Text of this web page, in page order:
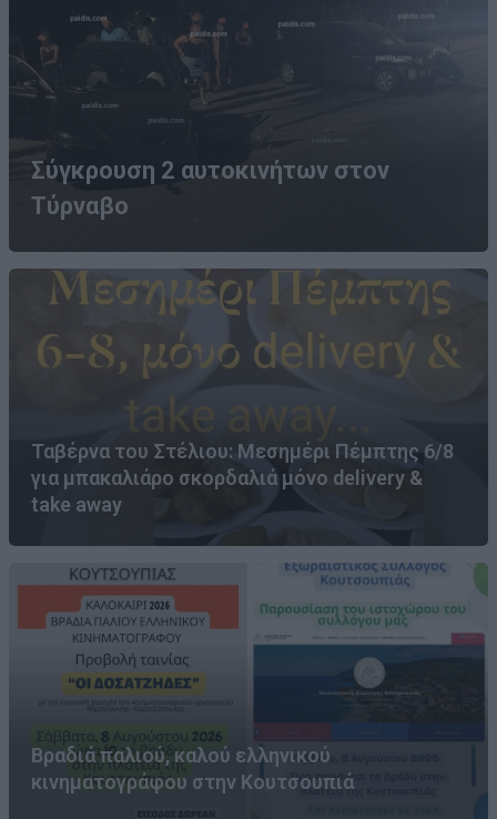
Σύγκρουση 2 αυτοκινήτων στον
Τύρναβο
Ταβέρνα του Στέλιου: Μεσημέρι Πέμπτης 6/8
για μπακαλιάρο σκορδαλιά μόνο delivery &
take away
Βραδιά παλιού, καλού ελληνικού
κινηματογράφου στην Κουτσουπιά